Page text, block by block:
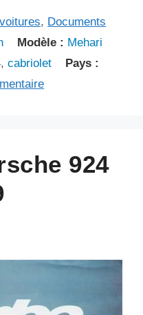
, Documents
Modèle : Mehari
, cabriolet
Pays :
924